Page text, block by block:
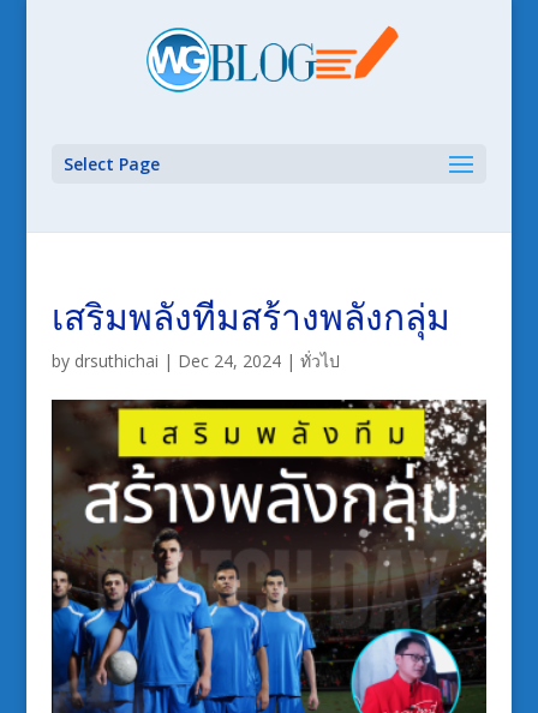
Select Page
เสริมพลังทีมสร้างพลังกลุ่ม
by drsuthichai | Dec 24, 2024| ทั่วไป